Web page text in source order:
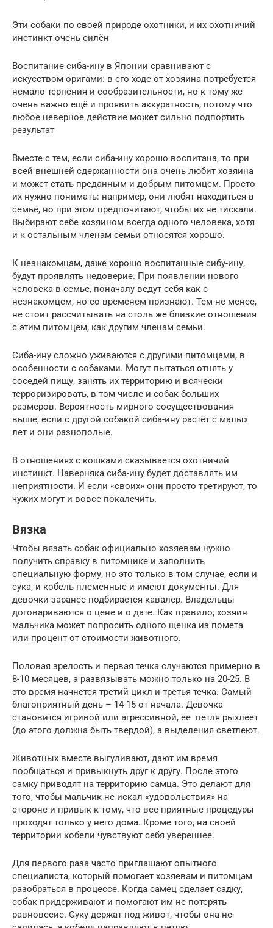
Эти собаки по своей природе охотники, и их охотничий
инстинкт очень силён
Воспитание сиба-ину в Японии сравнивают с
искусством оригами: в его ходе от хозяина потребуется
немало терпения и сообразительности, но к тому же
очень важно ещё и проявить аккуратность, потому что
любое неверное действие может сильно подпортить
результат
Вместе с тем, если сиба-ину хорошо воспитана, то при
всей внешней сдержанности она очень любит хозяина
и может стать преданным и добрым питомцем. Просто
их нужно понимать: например, они любят находиться в
семье, но при этом предпочитают, чтобы их не тискали.
Выбирают себе хозяином всегда одного человека, хотя
и к остальным членам семьи относятся хорошо.
К незнакомцам, даже хорошо воспитанные сибу-ину,
будут проявлять недоверие. При появлении нового
человека в семье, поначалу ведут себя как с
незнакомцем, но со временем признают. Тем не менее,
не стоит рассчитывать на столь же близкие отношения
с этим питомцем, как другим членам семьи.
Сиба-ину сложно уживаются с другими питомцами, в
особенности с собаками. Могут пытаться отнять у
соседей пищу, занять их территорию и всячески
терроризировать, в том числе и собак больших
размеров. Вероятность мирного сосуществования
выше, если с другой собакой сиба-ину растёт с малых
лет и они разнополые.
В отношениях с кошками сказывается охотничий
инстинкт. Наверняка сиба-ину будет доставлять им
неприятности. И если «своих» они просто третируют, то
чужих могут и вовсе покалечить.
Вязка
Чтобы вязать собак официально хозяевам нужно
получить справку в питомнике и заполнить
специальную форму, но это только в том случае, если и
сука, и кобель племенные и имеют документы. Для
девочки заранее подбирается кавалер. Владельцы
договариваются о цене и о дате. Как правило, хозяин
мальчика может попросить одного щенка из помета
или процент от стоимости животного.
Половая зрелость и первая течка случаются примерно в
8-10 месяцев, а развязывать можно только на 20-25. В
это время начнется третий цикл и третья течка. Самый
благоприятный день – 14-15 от начала. Девочка
становится игривой или агрессивной, ее петля рыхлеет
(до этого должна быть твердой), а выделения светлеют.
Животных вместе выгуливают, дают им время
пообщаться и привыкнуть друг к другу. После этого
самку приводят на территорию самца. Это делают для
того, чтобы мальчик не искал «удовольствия» на
стороне и привык к тому, что все приятные процедуры
проходят только у него дома. Кроме того, на своей
территории кобели чувствуют себя увереннее.
Для первого раза часто приглашают опытного
специалиста, который помогает хозяевам и питомцам
разобраться в процессе. Когда самец сделает садку,
собак придерживают и помогают им не потерять
равновесие. Суку держат под живот, чтобы она не